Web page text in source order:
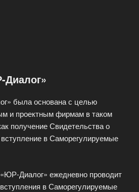
была основана с целью
и проектным фирмам в таком
получение Свидетельства о
в Саморегулируемые
Диалог» ежедневно проводит
в Саморегулируемые